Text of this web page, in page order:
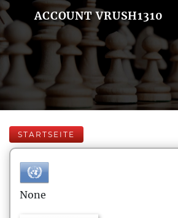
ACCOUNT VRUSH1310
STARTSEITE
None